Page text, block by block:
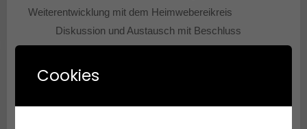
Weiterentwicklung mit dem Heimwebereikreis
Diskussion und Austausch mit Beschluss
Top 6Haushalt 2026 Vorschläge und Anregungen für
den aufzustellenden Haushaltsplan
Massnahmen
Cookies